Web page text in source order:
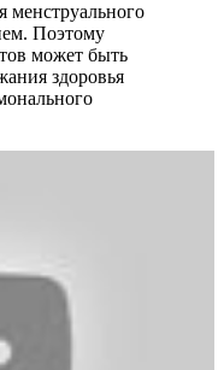
менструального
Поэтому
может быть
здоровья